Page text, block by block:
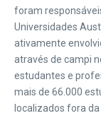
foram
Universidades
ativamente
através de campi
estudantes e
mais de 66.000
localizados fora